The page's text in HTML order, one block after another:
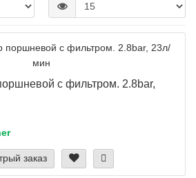
с фильтром. 2.8bar,
заказ